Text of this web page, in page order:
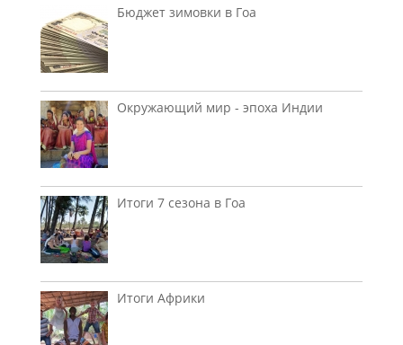
Бюджет зимовки в Гоа
Окружающий мир - эпоха Индии
Итоги 7 сезона в Гоа
Итоги Африки